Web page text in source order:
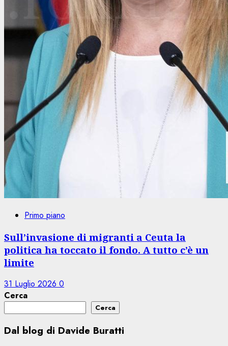
Primo piano
Sull’invasione di migranti a Ceuta la
politica ha toccato il fondo. A tutto c’è un
limite
31 Luglio 2026 0
Cerca
Cerca
Dal blog di Davide Buratti